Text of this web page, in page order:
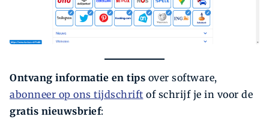
Ontvang informatie en tips over software,
abonneer op ons tijdschrift of schrijf je in voor de
gratis nieuwsbrief: